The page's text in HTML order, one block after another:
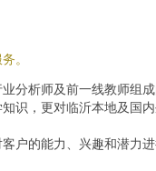
。
分析师及前一线教师组
识，更对临沂本地及国
户的能力、兴趣和潜力